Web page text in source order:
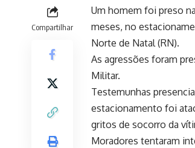
Compartilhar
Um homem foi preso
meses, no
Norte de Natal (RN).
As agressões foram
Militar.
Testemunhas
estacionamento foi
gritos de socorro da
Moradores tentaram